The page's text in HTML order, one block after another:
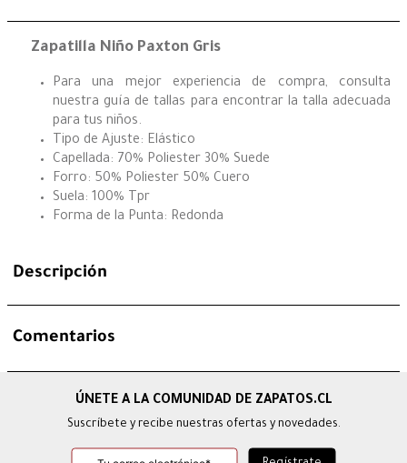
Zapatilla Niño Paxton Gris
Para una mejor experiencia de compra, consulta
nuestra guía de tallas para encontrar la talla adecuada
para tus niños.
Tipo de Ajuste: Elástico
Capellada: 70% Poliester 30% Suede
Forro: 50% Poliester 50% Cuero
Suela: 100% Tpr
Forma de la Punta: Redonda
Descripción
Comentarios
Suscríbete y recibe nuestras ofertas y novedades.